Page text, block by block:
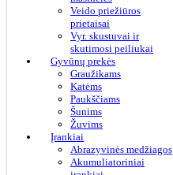
Veido priežiūros
prietaisai
Vyr. skustuvai ir
skutimosi peiliukai
Gyvūnų prekės
Graužikams
Katėms
Paukščiams
Šunims
Žuvims
Įrankiai
Abrazyvinės medžiagos
Akumuliatoriniai